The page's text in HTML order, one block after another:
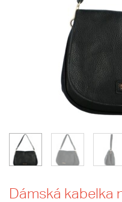
Dámská kabelka